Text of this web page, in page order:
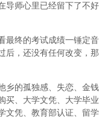
导师心里已经留下了不好
最终的考试成绩一锤定音
后，还没有任何改变，那
乡的孤独感、失恋、金钱
买、大学文凭、大学毕业
文凭、教育部认证、留学